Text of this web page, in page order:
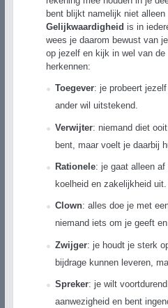
bent blijkt namelijk niet
Gelijkwaardigheid is in
wees je daarom bewust van
op jezelf en kijk in wel van
herkennen:
Toegever: je probeert
ander wil uitstekend.
Verwijter: niemand diet
bent, maar voelt je daarbij
Rationele: je gaat alleen
koelheid en zakelijkheid
Clown: alles doe je met
niemand iets om je geeft
Zwijger: je houdt je sterk
bijdrage kunnen leveren,
Spreker: je wilt
aanwezigheid en bent